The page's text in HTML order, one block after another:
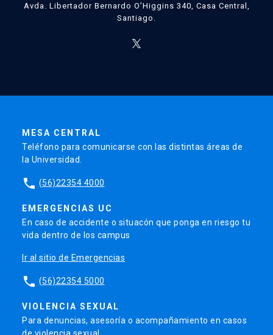
Avda. Libertador Bernardo O’Higgins 340, Casa Central,
Santiago.
MESA CENTRAL
Teléfono para comunicarse con las distintas áreas de
la Universidad.
phone (56)22354 4000
EMERGENCIAS UC
En caso de accidente o situacón que ponga en riesgo tu
vida dentro de los campus
Ir al sitio de Emergencias
phone (56)22354 5000
VIOLENCIA SEXUAL
Para denuncias, asesoría o acompañamiento en casos
de violencia sexual